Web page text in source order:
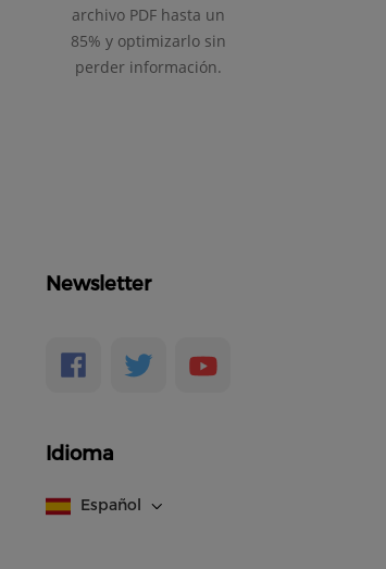
archivo PDF hasta un
85% y optimizarlo sin
perder información.
Newsletter
Idioma
Español